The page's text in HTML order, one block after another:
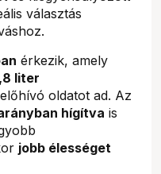
választás
érkezik, amely
liter
oldatot ad. Az
arányban hígítva is
jobb élességet